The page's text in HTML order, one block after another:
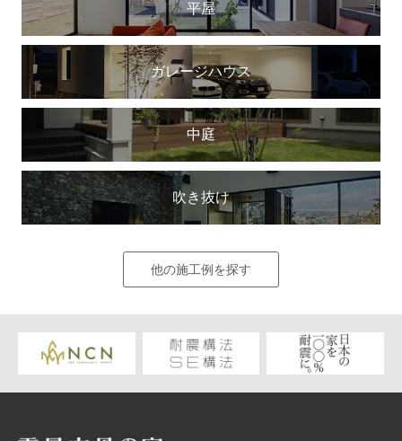
平屋
ガレージハウス
中庭
吹き抜け
他の施工例を探す